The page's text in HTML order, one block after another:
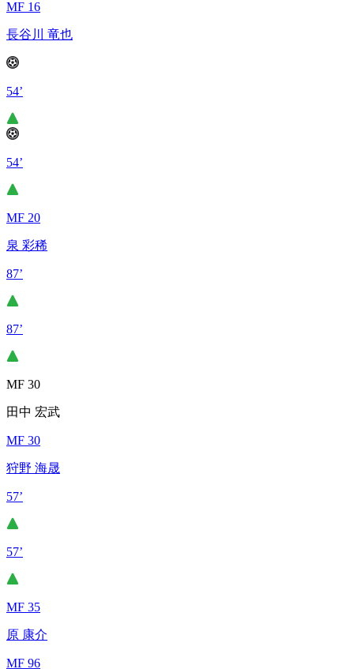
MF 16
長谷川 竜也
54’
54’
MF 20
泉 彩稀
87’
87’
MF 30
田中 宏武
MF 30
狩野 海晟
57’
57’
MF 35
原 康介
MF 96